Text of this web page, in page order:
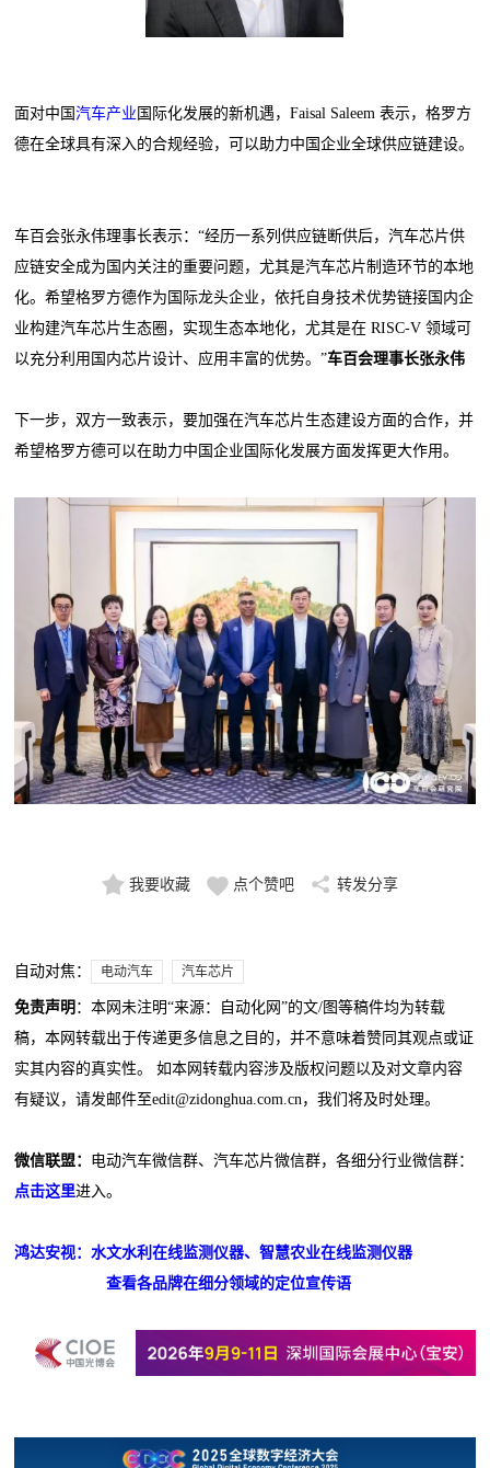
面对中国汽车产业 国际化发展的新机遇，Faisal Saleem 表示，格罗方
德在全球具有深入的合规经验，可以助力中国企业全球供应链建设。
车百会张永伟理事长表示：“经历一系列供应链断供后，汽车芯片供
应链安全成为国内关注的重要问题，尤其是汽车芯片制造环节的本地
化。希望格罗方德作为国际龙头企业，依托自身技术优势链接国内企
业构建汽车芯片生态圈，实现生态本地化，尤其是在 RISC-V 领域可
以充分利用国内芯片设计、应用丰富的优势。”车百会理事长张永伟
下一步，双方一致表示，要加强在汽车芯片生态建设方面的合作，并
希望格罗方德可以在助力中国企业国际化发展方面发挥更大作用。
我要收藏 点个赞吧 转发分享
自动对焦： 电动汽车 汽车芯片
免责声明 ：本网未注明“来源：自动化网”的文/图等稿件均为转载
稿，本网转载出于传递更多信息之目的，并不意味着赞同其观点或证
实其内容的真实性。 如本网转载内容涉及版权问题以及对文章内容
有疑议，请发邮件至edit@zidonghua.com.cn，我们将及时处理。
微信联盟：
电动汽车微信群、汽车芯片微信群，各细分行业微信群：
点击这里进入。
鸿达安视：水文水利在线监测仪器、智慧农业在线监测仪器
查看各品牌在细分领域的定位宣传语